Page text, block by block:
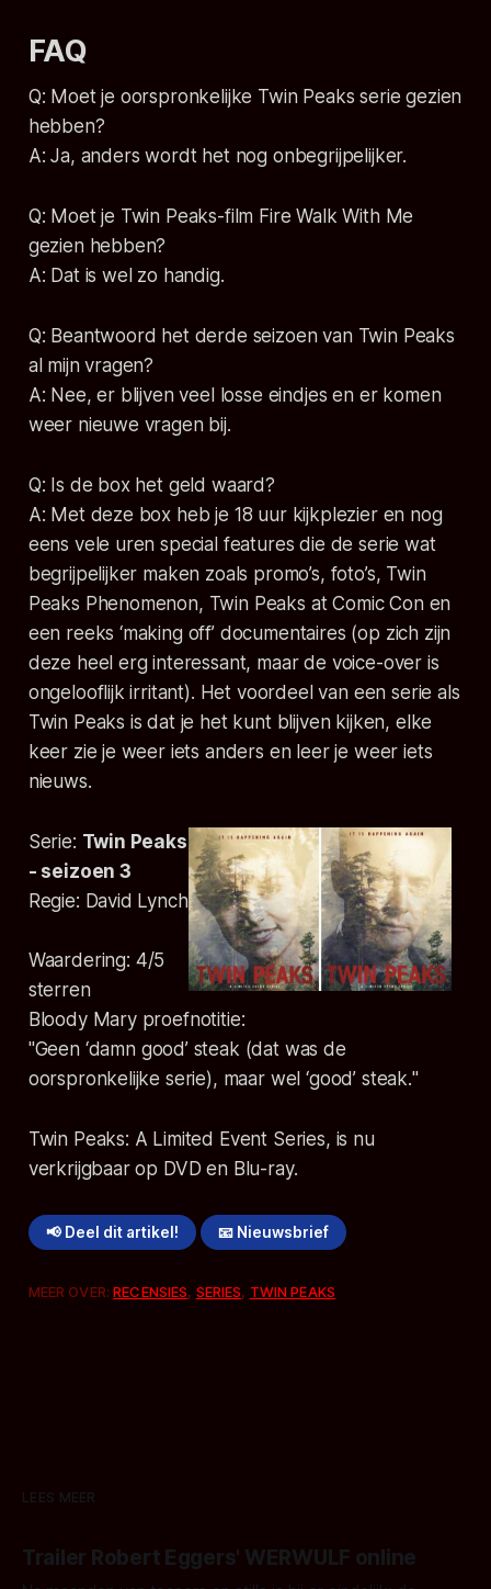
FAQ
Q: Moet je oorspronkelijke Twin Peaks serie gezien
hebben?
A: Ja, anders wordt het nog onbegrijpelijker.
Q: Moet je Twin Peaks-film Fire Walk With Me
gezien hebben?
A: Dat is wel zo handig.
Q: Beantwoord het derde seizoen van Twin Peaks
al mijn vragen?
A: Nee, er blijven veel losse eindjes en er komen
weer nieuwe vragen bij.
Q: Is de box het geld waard?
A: Met deze box heb je 18 uur kijkplezier en nog
eens vele uren special features die de serie wat
begrijpelijker maken zoals promo’s, foto’s, Twin
Peaks Phenomenon, Twin Peaks at Comic Con en
een reeks ‘making off’ documentaires (op zich zijn
deze heel erg interessant, maar de voice-over is
ongelooflijk irritant). Het voordeel van een serie als
Twin Peaks is dat je het kunt blijven kijken, elke
keer zie je weer iets anders en leer je weer iets
nieuws.
Serie: Twin Peaks
- seizoen3
Regie: David Lynch
Waardering: 4/5
sterren
Bloody Mary proefnotitie:
"Geen ‘damn good’ steak (dat was de
oorspronkelijke serie), maar wel ‘good’ steak."
Twin Peaks: A Limited Event Series, is nu
verkrijgbaar op DVD en Blu-ray.
📢 Deel dit artikel! 📧 Nieuwsbrief
MEER OVER:RECENSIES, SERIES, TWIN PEAKS
LEES MEER
Trailer Robert Eggers' WERWULF online